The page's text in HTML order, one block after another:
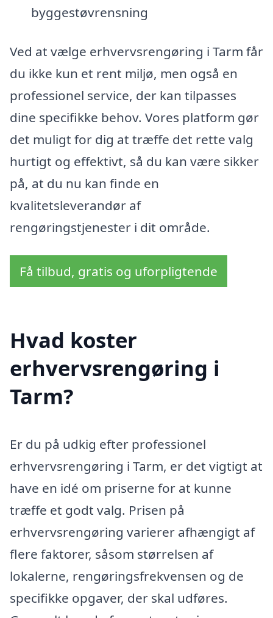
byggestøvrensning
Ved at vælge erhvervsrengøring i Tarm får
du ikke kun et rent miljø, men også en
professionel service, der kan tilpasses
dine specifikke behov. Vores platform gør
det muligt for dig at træffe det rette valg
hurtigt og effektivt, så du kan være sikker
på, at du nu kan finde en
kvalitetsleverandør af
rengøringstjenester i dit område.
Få tilbud, gratis og uforpligtende
Hvad koster
erhvervsrengøring i
Tarm?
Er du på udkig efter professionel
erhvervsrengøring i Tarm, er det vigtigt at
have en idé om priserne for at kunne
træffe et godt valg. Prisen på
erhvervsrengøring varierer afhængigt af
flere faktorer, såsom størrelsen af
lokalerne, rengøringsfrekvensen og de
specifikke opgaver, der skal udføres.